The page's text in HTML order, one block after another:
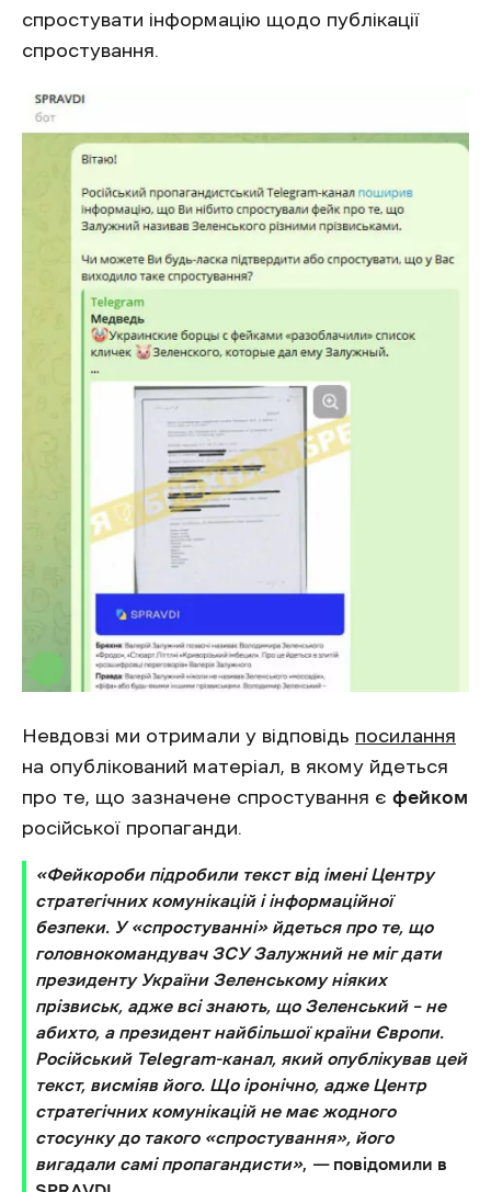
спростувати інформацію щодо публікації
спростування.
Невдовзі ми отримали у відповідь посилання
на опублікований матеріал, в якому йдеться
про те, що зазначене спростування є фейком
російської пропаганди.
«Фейкороби підробили текст від імені Центру
стратегічних комунікацій і інформаційної
безпеки. У «спростуванні» йдеться про те, що
головнокомандувач ЗСУ Залужний не міг дати
президенту України Зеленському ніяких
прізвиськ, адже всі знають, що Зеленський – не
абихто, а президент найбільшої країни Європи.
Російський Telegram-канал, який опублікував цей
текст, висміяв його. Що іронічно, адже Центр
стратегічних комунікацій не має жодного
стосунку до такого «спростування», його
вигадали самі пропагандисти», —повідомили в